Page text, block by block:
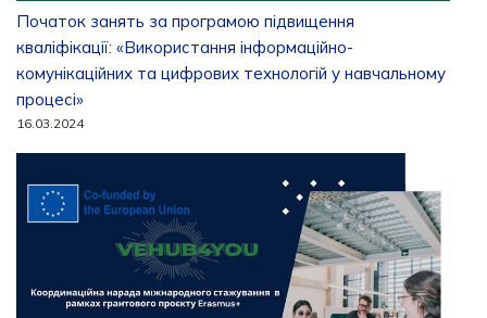
Початок занять за програмою підвищення
кваліфікації: «Використання інформаційно-
комунікаційних та цифрових технологій у навчальному
процесі»
16.03.2024